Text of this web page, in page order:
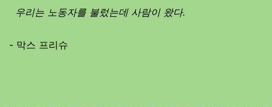
우리는 노동자를 불렀는데 사람이 왔다.
- 막스 프리슈